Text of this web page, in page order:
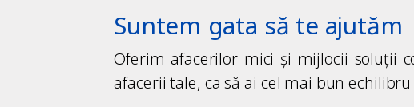
Suntem gata să te ajutăm
Oferim afacerilor mici și mijlocii soluții
afacerii tale, ca să ai cel mai bun